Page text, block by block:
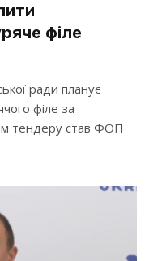
філе
ради планує
філе за
тендеру став ФОП